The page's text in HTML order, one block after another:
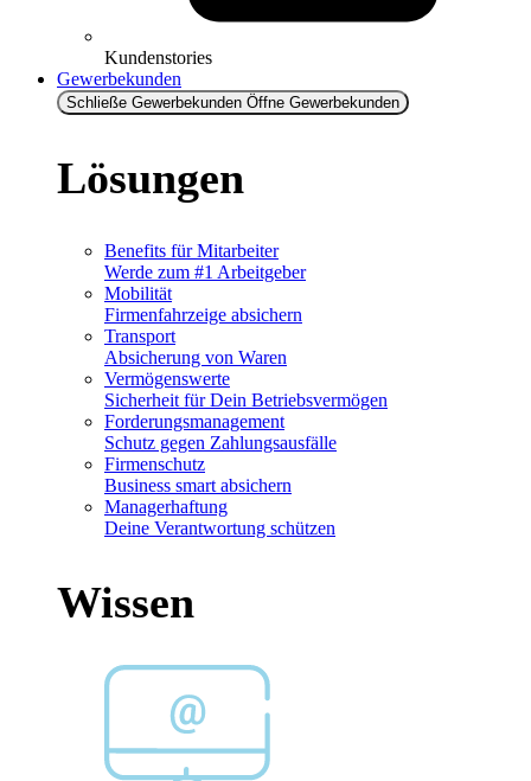
Kundenstories
Gewerbekunden
Schließe Gewerbekunden Öffne Gewerbekunden
Lösungen
Benefits für Mitarbeiter
Werde zum #1 Arbeitgeber
Mobilität
Firmenfahrzeige absichern
Transport
Absicherung von Waren
Vermögenswerte
Sicherheit für Dein Betriebsvermögen
Forderungsmanagement
Schutz gegen Zahlungsausfälle
Firmenschutz
Business smart absichern
Managerhaftung
Deine Verantwortung schützen
Wissen